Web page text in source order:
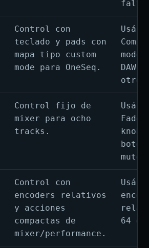
Control con
teclado y pads con
mapa tipo custom
mode para OneSeq.
Usá
DAW
otros
Control fijo de
mixer para ocho
tracks.
Usá
Control con
encoders relativos
y acciones
compactas de
mixer/performance.
Usá
64